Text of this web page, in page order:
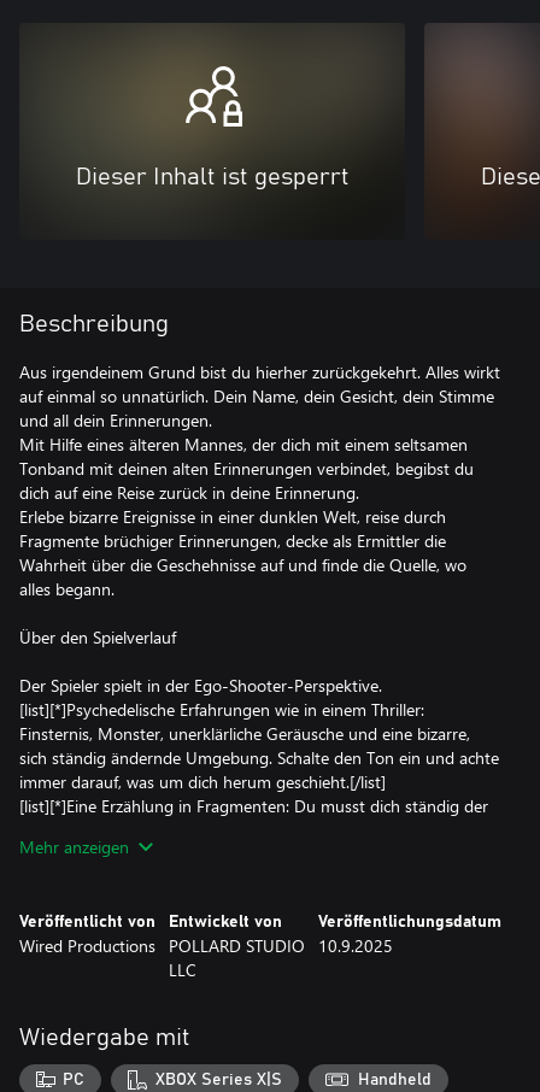
Dieser Inhalt ist gesperrt
Beschreibung
Aus irgendeinem Grund bist du hierher zurückgekehrt. Alles wirkt
auf einmal so unnatürlich. Dein Name, dein Gesicht, dein Stimme
und all dein Erinnerungen.
Mit Hilfe eines älteren Mannes, der dich mit einem seltsamen
Tonband mit deinen alten Erinnerungen verbindet, begibst du
dich auf eine Reise zurück in deine Erinnerung.
Erlebe bizarre Ereignisse in einer dunklen Welt, reise durch
Fragmente brüchiger Erinnerungen, decke als Ermittler die
Wahrheit über die Geschehnisse auf und finde die Quelle, wo
alles begann.
Über den Spielverlauf
Der Spieler spielt in der Ego-Shooter-Perspektive.
[list][*]Psychedelische Erfahrungen wie in einem Thriller:
Finsternis, Monster, unerklärliche Geräusche und eine bizarre,
sich ständig ändernde Umgebung. Schalte den Ton ein und achte
immer darauf, was um dich herum geschieht.[/list]
[list][*]Eine Erzählung in Fragmenten: Du musst dich ständig der
Schlüsselpersonen und Ereignisse achten, die dir dabei helfen,
Welt eintauchst, die sowohl vertraut als auch unbekannt ist,
musst du die Wahrheit herausfinden und das Geheimnis der
Erinnerung entschlüsseln.[/list]
erkundest, schreiten verschiedene Ereignisse voran. Im Spiel
musst du sorgfältig Schlussfolgerungen treffen und Hinweise
erhalten, die du dem Unternehmen meldest.[/list]
Mehr anzeigen
Veröffentlicht von
Wired Productions
Entwickelt von
POLLARD STUDIO
LLC
Veröffentlichungsdatum
10.9.2025
Wiedergabe mit
PC XBOX Series X|S Handheld